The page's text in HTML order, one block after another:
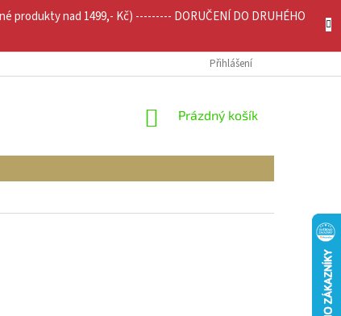
produkty nad 1499,- Kč) --------- DORUČENÍ DO DRUHÉHO
Přihlášení
NÁKUPNÍ
Prázdný košík